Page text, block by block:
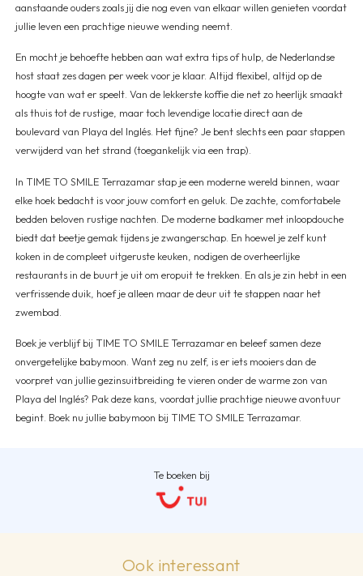
aanstaande ouders zoals jij die nog even van elkaar willen genieten voordat
jullie leven een prachtige nieuwe wending neemt.
En mocht je behoefte hebben aan wat extra tips of hulp, de Nederlandse
host staat zes dagen per week voor je klaar. Altijd flexibel, altijd op de
hoogte van wat er speelt. Van de lekkerste koffie die net zo heerlijk smaakt
als thuis tot de rustige, maar toch levendige locatie direct aan de
boulevard van Playa del Inglés. Het fijne? Je bent slechts een paar stappen
verwijderd van het strand (toegankelijk via een trap).
In TIME TO SMILE Terrazamar stap je een moderne wereld binnen, waar
elke hoek bedacht is voor jouw comfort en geluk. De zachte, comfortabele
bedden beloven rustige nachten. De moderne badkamer met inloopdouche
biedt dat beetje gemak tijdens je zwangerschap. En hoewel je zelf kunt
koken in de compleet uitgeruste keuken, nodigen de overheerlijke
restaurants in de buurt je uit om eropuit te trekken. En als je zin hebt in een
verfrissende duik, hoef je alleen maar de deur uit te stappen naar het
zwembad.
Boek je verblijf bij TIME TO SMILE Terrazamar en beleef samen deze
onvergetelijke babymoon. Want zeg nu zelf, is er iets mooiers dan de
voorpret van jullie gezinsuitbreiding te vieren onder de warme zon van
Playa del Inglés? Pak deze kans, voordat jullie prachtige nieuwe avontuur
begint. Boek nu jullie babymoon bij TIME TO SMILE Terrazamar.
Te boeken bij
Ook interessant